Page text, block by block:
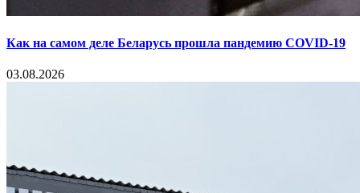
Как на самом деле Беларусь прошла пандемию COVID-19
03.08.2026